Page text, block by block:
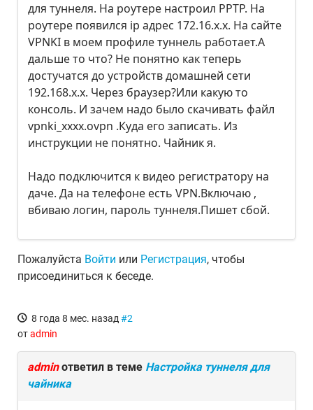
для туннеля. На роутере настроил PPTP. На
роутере появился ip адрес 172.16.х.х. На сайте
VPNKI в моем профиле туннель работает.А
дальше то что? Не понятно как теперь
достучатся до устройств домашней сети
192.168.х.х. Через браузер?Или какую то
консоль. И зачем надо было скачивать файл
vpnki_хххх.ovpn .Куда его записать. Из
инструкции не понятно. Чайник я.
Надо подключится к видео регистратору на
даче. Да на телефоне есть VPN.Включаю ,
вбиваю логин, пароль туннеля.Пишет сбой.
Пожалуйста Войти или Регистрация, чтобы
присоединиться к беседе.
8 года 8 мес. назад #2
отadmin
adminответил в теме Настройка туннеля для
чайника